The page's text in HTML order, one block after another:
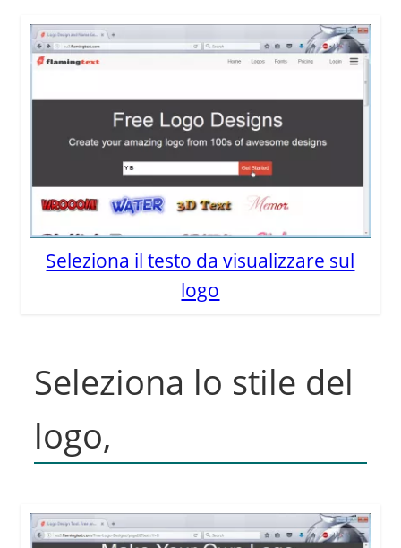
Seleziona il testo da visualizzare sul
logo
Seleziona lo stile del
logo,